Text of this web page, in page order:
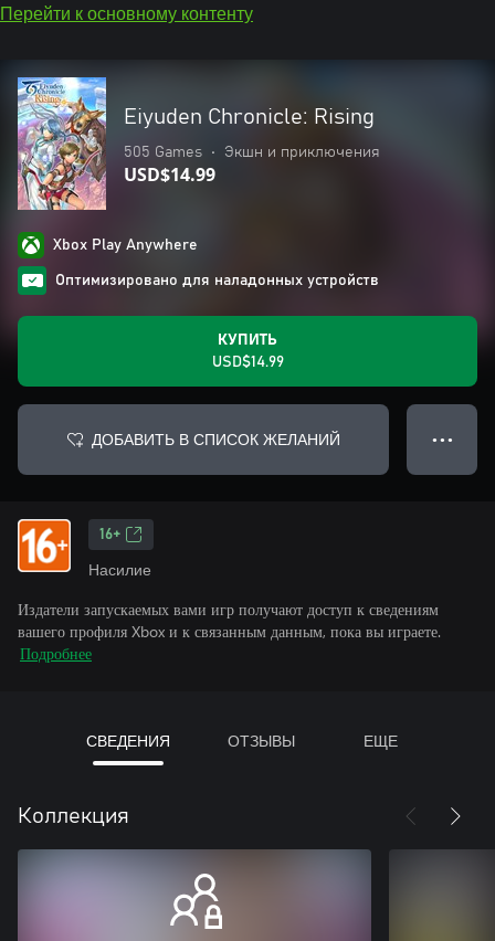
Перейти к основному контенту
Eiyuden Chronicle: Rising
505 Games • Экшн и приключения
USD$14.99
Xbox Play Anywhere
Оптимизировано для наладонных устройств
КУПИТЬ
USD$14.99
ДОБАВИТЬ В СПИСОК ЖЕЛАНИЙ ● ● ●
16+
Насилие
Издатели запускаемых вами игр получают доступ к сведениям
вашего профиля Xbox и к связанным данным, пока вы играете.
Подробнее
СВЕДЕНИЯ ОТЗЫВЫ ЕЩЕ
Коллекция